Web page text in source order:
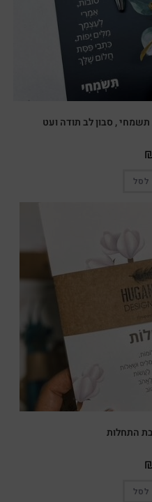
, סבון לב תודה ועט
לסל
התחלות
לסל